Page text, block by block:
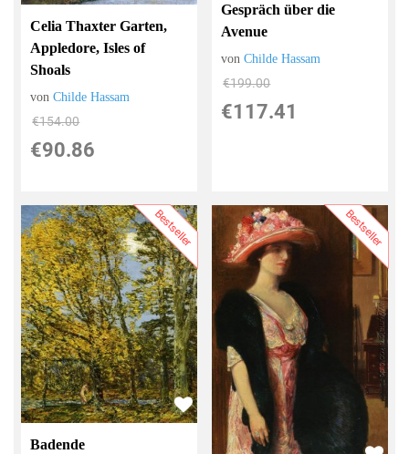
Celia Thaxter Garten,
Appledore, Isles of
Shoals
vonChilde Hassam
€154.00
€90.86
Gespräch über die
Avenue
vonChilde Hassam
€199.00
€117.41
Bestseller
Badende
Bestseller